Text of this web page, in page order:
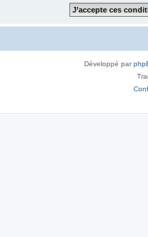
Développé par